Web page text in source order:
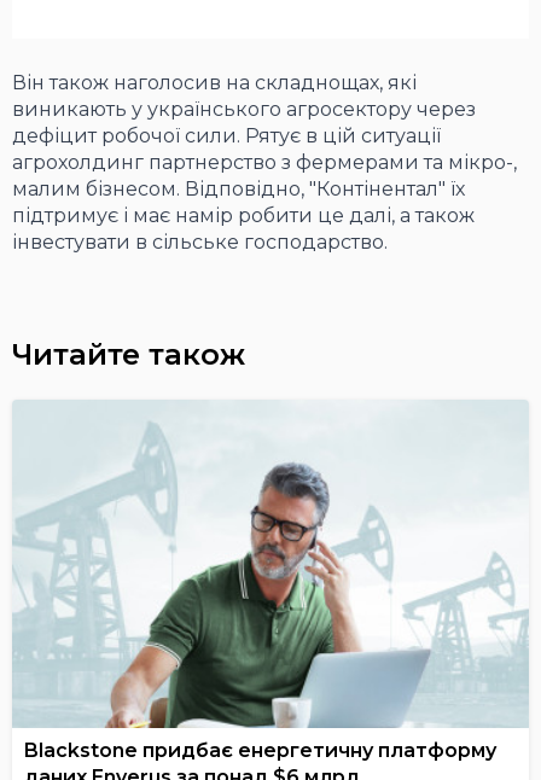
Він також наголосив на складнощах, які
виникають у українського агросектору через
дефіцит робочої сили. Рятує в цій ситуації
агрохолдинг партнерство з фермерами та мікро-,
малим бізнесом. Відповідно, "Контінентал" їх
підтримує і має намір робити це далі, а також
інвестувати в сільське господарство.
Читайте також
Blackstone придбає енергетичну платформу